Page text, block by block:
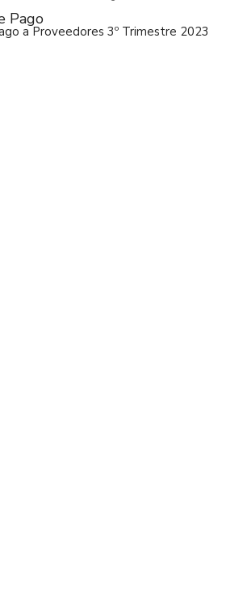
Pago
a Proveedores 3º Trimestre 2023